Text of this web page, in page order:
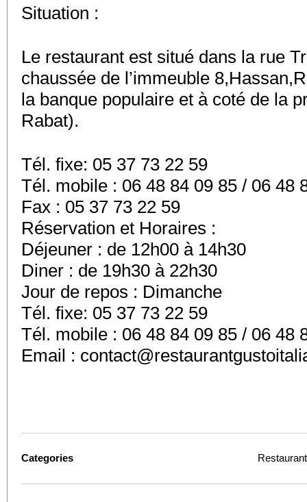
Situation :
Le restaurant est situé dans la rue
chaussée de l’immeuble
la banque populaire et à coté de la
Rabat).
Tél. fixe: 05 37 73 22 59
Tél. mobile : 06 48 84 09 85 / 06 48
Fax : 05 37 73 22 59
Réservation et Horaires :
Déjeuner : de 12h00 à 14h30
Diner : de 19h30 à 22h30
Jour de repos : Dimanche
Tél. fixe: 05 37 73 22 59
Tél. mobile : 06 48 84 09 85 / 06 48
Email :
Categories